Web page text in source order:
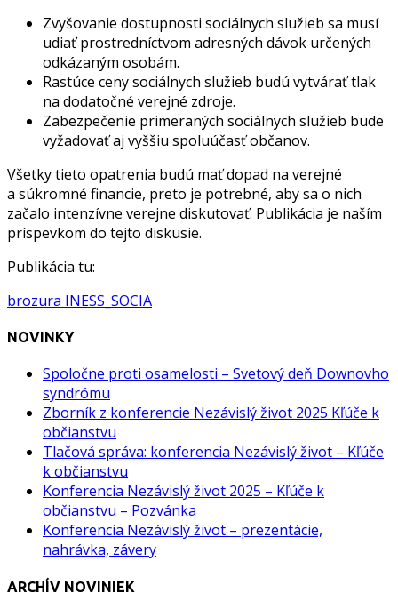
Zvyšovanie dostupnosti sociálnych služieb sa musí
udiať prostredníctvom adresných dávok určených
odkázaným osobám.
Rastúce ceny sociálnych služieb budú vytvárať tlak
na dodatočné verejné zdroje.
Zabezpečenie primeraných sociálnych služieb bude
vyžadovať aj vyššiu spoluúčasť občanov.
Všetky tieto opatrenia budú mať dopad na verejné
a súkromné financie, preto je potrebné, aby sa o nich
začalo intenzívne verejne diskutovať. Publikácia je naším
príspevkom do tejto diskusie.
Publikácia tu:
brozura INESS_SOCIA
NOVINKY
Spoločne proti osamelosti – Svetový deň Downovho
syndrómu
Zborník z konferencie Nezávislý život 2025 Kľúče k
občianstvu
Tlačová správa: konferencia Nezávislý život – Kľúče
k občianstvu
Konferencia Nezávislý život 2025 – Kľúče k
občianstvu – Pozvánka
Konferencia Nezávislý život – prezentácie,
nahrávka, závery
ARCHÍV NOVINIEK